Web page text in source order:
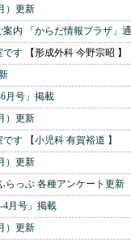
）更新
内 「からだ情報プラザ」
です 【形成外科 今野宗昭 】
月号」掲載
）更新
です 【小児科 有賀裕道 】
）更新
らっぷ 各種アンケート更新
4月号」掲載
）更新